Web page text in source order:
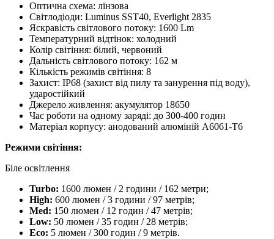
Оптична схема: лінзова
Світлодіоди: Luminus SST40, Everlight 2835
Яскравість світлового потоку: 1600 Lm
Температурний відтінок: холодний
Колір світіння: білий, червоний
Дальність світлового потоку: 162 м
Кількість режимів світіння: 8
Захист: IP68 (захист від пилу та занурення під воду),
ударостійкий
Джерело живлення: акумулятор 18650
Час роботи на одному заряді: до 300-400 годин
Матеріал корпусу: анодований алюміній A6061-T6
Режими світіння:
Біле освітлення
Turbo: 1600 люмен / 2 години / 162 метри;
High: 600 люмен / 3 години / 97 метрів;
Med: 150 люмен / 12 годин / 47 метрів;
Low: 50 люмен / 35 годин / 28 метрів;
Eco: 5 люмен / 300 годин / 9 метрів.